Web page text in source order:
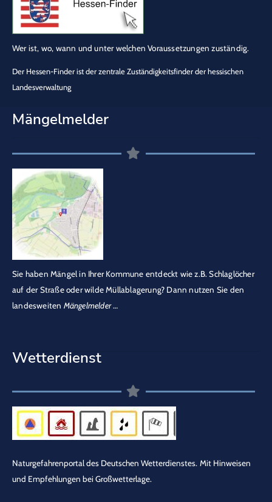
Wer ist, wo, wann und unter welchen Voraussetzungen zuständig.
Der Hessen-Finder ist der zentrale Zuständigkeitsfinder der hessischen
Landesverwaltung
Mängelmelder
Sie haben Mängel in Ihrer Kommune entdeckt wie z.B. Schlaglöcher
auf der Straße oder wilde Müllablagerung? Dann nutzen Sie den
landesweiten Mängelmelder…
Wetterdienst
Naturgefahrenportal des Deutschen Wetterdienstes. Mit Hinweisen
und Empfehlungen bei Großwetterlage.